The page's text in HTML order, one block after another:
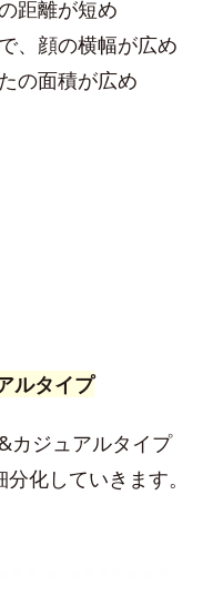
距離が短め
、顔の横幅が広め
の面積が広め
ルタイプ
カジュアルタイプ
化していきます。